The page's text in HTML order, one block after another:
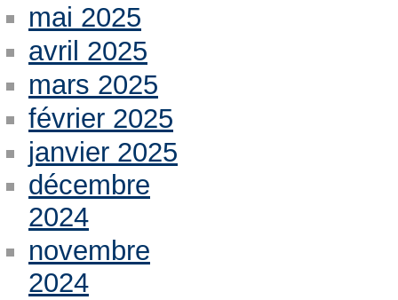
mai 2025
avril 2025
mars 2025
février 2025
janvier 2025
décembre
2024
novembre
2024